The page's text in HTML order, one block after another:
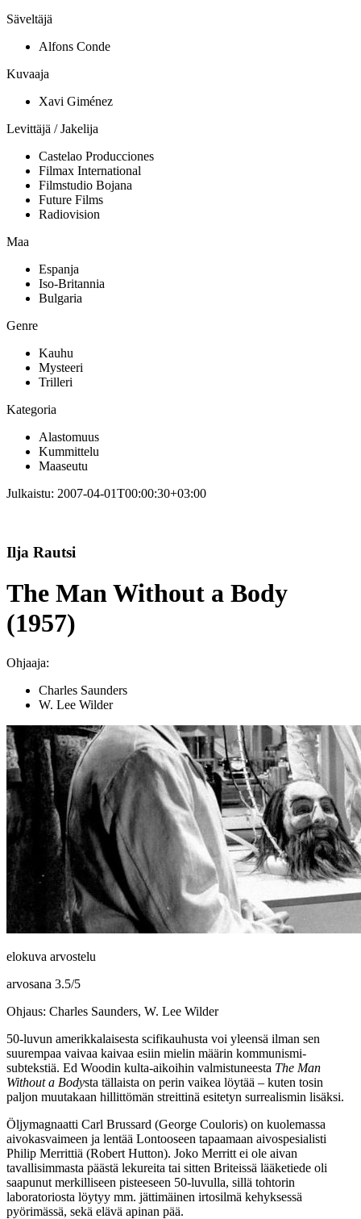
Säveltäjä
Alfons Conde
Kuvaaja
Xavi Giménez
Levittäjä / Jakelija
Castelao Producciones
Filmax International
Filmstudio Bojana
Future Films
Radiovision
Maa
Espanja
Iso-Britannia
Bulgaria
Genre
Kauhu
Mysteeri
Trilleri
Kategoria
Alastomuus
Kummittelu
Maaseutu
Julkaistu: 2007-04-01T00:00:30+03:00
Ilja Rautsi
The Man Without a Body
(1957)
Ohjaaja:
Charles Saunders
W. Lee Wilder
elokuva arvostelu
arvosana 3.5/5
Ohjaus: Charles Saunders, W. Lee Wilder
50‑luvun amerikkalaisesta scifikauhusta voi yleensä ilman sen
suurempaa vaivaa kaivaa esiin mielin määrin kommunismi-
subtekstiä. Ed Woodin kulta-aikoihin valmistuneesta The Man
Without a Bodysta tällaista on perin vaikea löytää – kuten tosin
paljon muutakaan hillittömän streittinä esitetyn surrealismin lisäksi.
Öljymagnaatti Carl Brussard (George Couloris) on kuolemassa
aivokasvaimeen ja lentää Lontooseen tapaamaan aivospesialisti
Philip Merrittiä (Robert Hutton). Joko Merritt ei ole aivan
tavallisimmasta päästä lekureita tai sitten Briteissä lääketiede oli
saapunut merkilliseen pisteeseen 50‑luvulla, sillä tohtorin
laboratoriosta löytyy mm. jättimäinen irtosilmä kehyksessä
pyörimässä, sekä elävä apinan pää.